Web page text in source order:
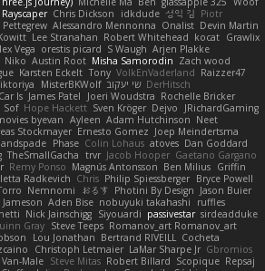
Rayscaper Chris Dickson idkdude 성익 김 Piotr
Alessandro Mennonna Onalist Devin Martin
Lee Stranahan Robert Whitehead kocat Grawlix
Vega orestis picard S Waugh Arjen Plakke
Niko Austin Root Misha Samorodin Zach wood
Karsten Eckelt Tony VolkEnVaderland Raizzer47
MisterBKWolf שי יעקוב DerHitsch
Is James Patel Joeri Woudstra Rochelle Bricker
Sof Hope Hackett Sven Kröger Dejvo
JRichardGaming
byevan Ayleen Adam Hutchinson Neet
Stockmayer Ernesto Gomez Joep Meindertsma
Phase Colin Lohaus atoves Dan Goddard
TheSmallGacha trvr Jacob Hooper Gaetano Gargano
Remy Ponso Magnús Antonsson Ben Milius Griffin
Radkevich Chris Philip Spiessberger Bryce Powell
Nemnomi おるす Photini By Design Jason Buier
Jameson Aden Bise nobuyuki takahashi
ruffles
Nick Jainschigg Siyouardi passivestar sirdeadduke
Gray Steve Teeps Romanov_art Romanov_art
Lou Jonathan Bertrand RIVEILL Cocheta
Christoph Letmaier LaMar Sharpe Jr Gbromios
Van-Male Steve Mitas Robert Billard Scopique Repsaj